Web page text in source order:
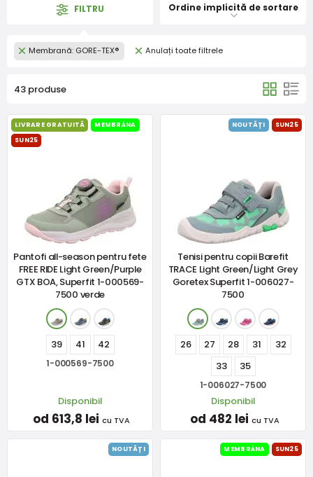
FILTRU Ordine implicită de sortare
Membrană: GORE-TEX® Anulați toate filtrele
43 produse
LIVRARE GRATUITĂ
MEMBRÁNA
SUN25
Pantofi all-season pentru fete
FREE RIDE Light Green/Purple
GTX BOA, Superfit 1-000569-
7500 verde
39 41 42
1-000569-7500
Disponibil
od 613,8 lei cu TVA
NOUTĂȚI SUN25
Tenisi pentru copii Barefit
TRACE Light Green/Light Grey
Goretex Superfit 1-006027-
7500
26 27 28 31
32
33
35
1-006027-7500
Disponibil
od 482 lei cu TVA
NOUTĂȚI MEMBRÁNA SUN25